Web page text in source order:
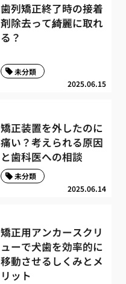
歯列矯正終了時の接着
剤除去って綺麗に取れ
る？
2025.06.15
未分類
矯正装置を外したのに
痛い？考えられる原因
と歯科医への相談
2025.06.14
未分類
矯正用アンカースクリ
ューで犬歯を効率的に
移動させるしくみとメ
リット